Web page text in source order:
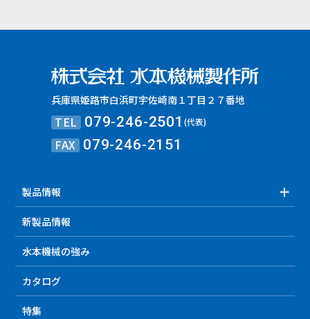
兵庫県姫路市白浜町宇佐崎南１丁目２７番地
TEL 079-246-2501(代表)
FAX 079-246-2151
製品情報
新製品情報
水本機械の強み
カタログ
特集